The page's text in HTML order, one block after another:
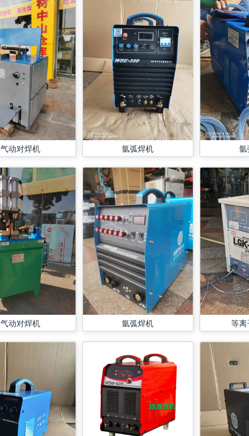
气动对焊机
气动对焊机
氩弧焊机
氩弧焊机 等